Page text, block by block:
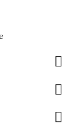


